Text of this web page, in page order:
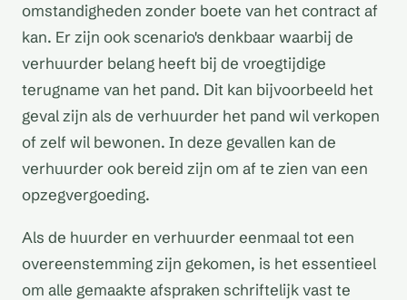
omstandigheden zonder boete van het contract af
kan. Er zijn ook scenario's denkbaar waarbij de
verhuurder belang heeft bij de vroegtijdige
terugname van het pand. Dit kan bijvoorbeeld het
geval zijn als de verhuurder het pand wil verkopen
of zelf wil bewonen. In deze gevallen kan de
verhuurder ook bereid zijn om af te zien van een
opzegvergoeding.
Als de huurder en verhuurder eenmaal tot een
overeenstemming zijn gekomen, is het essentieel
om alle gemaakte afspraken schriftelijk vast te